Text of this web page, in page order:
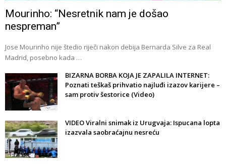
Mourinho: “Nesretnik nam je došao
nespreman”
Jose Mourinho nije štedio riječi nakon debija Bernarda Silve za Real
Madrid, posebno kada …
BIZARNA BORBA KOJA JE ZAPALILA INTERNET:
Poznati teškaš prihvatio najluđi izazov karijere –
sam protiv šestorice (Video)
VIDEO Viralni snimak iz Urugvaja: Ispucana lopta
izazvala saobraćajnu nesreću